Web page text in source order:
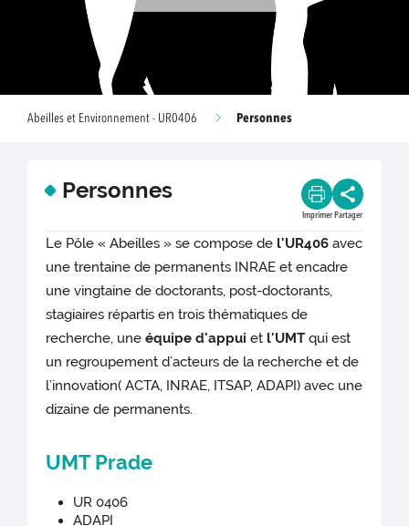
Abeilles et Environnement - UR0406 Personnes
Personnes
Imprimer Partager
Le Pôle « Abeilles » se compose de l'UR406 avec
une trentaine de permanents INRAE et encadre
une vingtaine de doctorants, post-doctorants,
stagiaires répartis en trois thématiques de
recherche, uneéquipe d'appui et l'UMT qui est
un regroupement d’acteurs de la recherche et de
l’innovation( ACTA, INRAE, ITSAP, ADAPI) avec une
dizaine de permanents.
UMT Prade
UR 0406
ADAPI